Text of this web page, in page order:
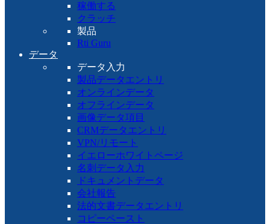
稼働する
クラッチ
製品
Rti Guru
データ
データ入力
製品データエントリ
オンラインデータ
オフラインデータ
画像データ項目
CRMデータエントリ
VPN/リモート
イエローホワイトページ
名刺データ入力
ドキュメントデータ
会社報告
法的文書データエントリ
コピーペースト